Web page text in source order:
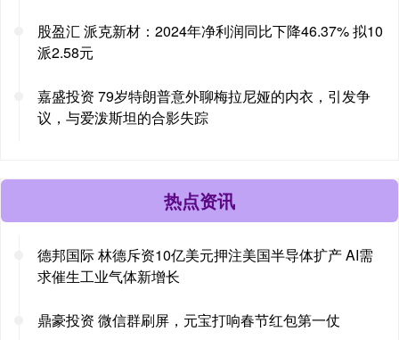
股盈汇 派克新材：2024年净利润同比下降46.37% 拟10
派2.58元
嘉盛投资 79岁特朗普意外聊梅拉尼娅的内衣，引发争
议，与爱泼斯坦的合影失踪
热点资讯
德邦国际 林德斥资10亿美元押注美国半导体扩产 AI需
求催生工业气体新增长
鼎豪投资 微信群刷屏，元宝打响春节红包第一仗